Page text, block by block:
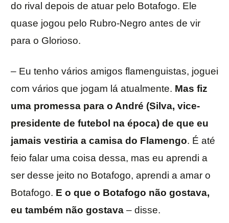
do rival depois de atuar pelo Botafogo. Ele
quase jogou pelo Rubro-Negro antes de vir
para o Glorioso.
– Eu tenho vários amigos flamenguistas, joguei
com vários que jogam lá atualmente. Mas fiz
uma promessa para o André (Silva, vice-
presidente de futebol na época) de que eu
jamais vestiria a camisa do Flamengo. É até
feio falar uma coisa dessa, mas eu aprendi a
ser desse jeito no Botafogo, aprendi a amar o
Botafogo. E o que o Botafogo não gostava,
eu também não gostava – disse.